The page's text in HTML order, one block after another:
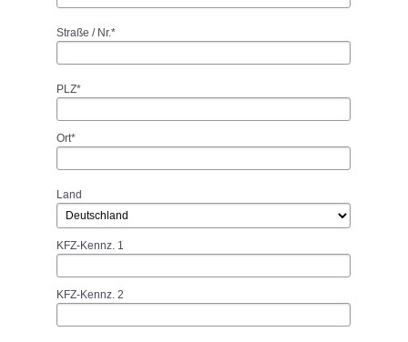
Straße / Nr.*
PLZ*
Ort*
Land
KFZ-Kennz. 1
KFZ-Kennz. 2